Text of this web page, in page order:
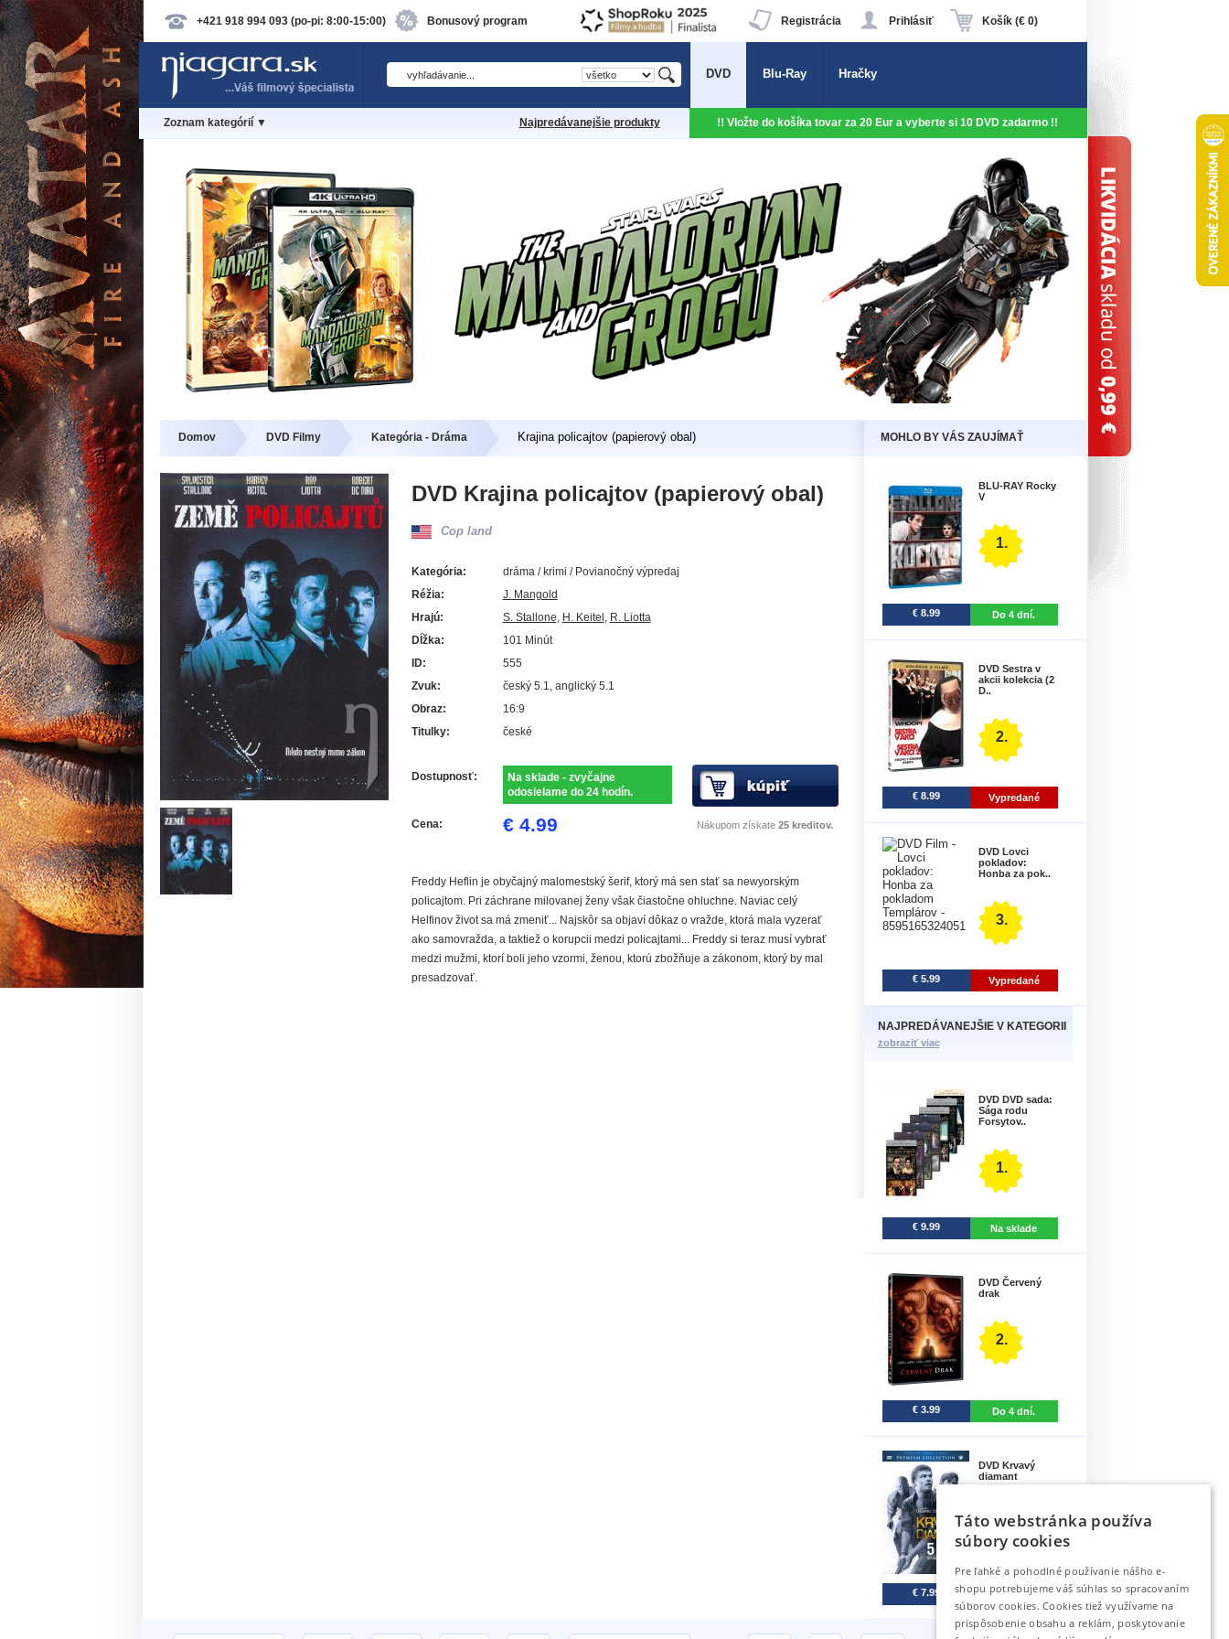
+421 918 994 093 (po-pi: 8:00-15:00) Bonusový program Košík (€ 0)
Prihlásiť
Registrácia
DVD Blu-Ray Hračky
Zoznam kategórií ▼ Najpredávanejšie produkty !! Vložte do košíka tovar za 20 Eur a vyberte si 10 DVD zadarmo !!
Domov DVD Filmy Kategória - Dráma Krajina policajtov (papierový obal) MOHLO BY VÁS ZAUJÍMAŤ
DVD Krajina policajtov (papierový obal)
Cop land
Kategória:
dráma / krimi / Povianočný výpredaj
Réžia:
J. Mangold
Hrajú:
S. Stallone, H. Keitel, R. Liotta
Dĺžka:
101 Minút
ID:
555
Zvuk:
český 5.1, anglický 5.1
Obraz:
16:9
Titulky:
české
Dostupnosť:
Na sklade - zvyčajne
odosielame do 24 hodín.
Cena: € 4.99 Nákupom získate 25 kreditov.
Freddy Heflin je obyčajný malomestský šerif, ktorý má sen stať sa newyorským
policajtom. Pri záchrane milovanej ženy však čiastočne ohluchne. Naviac celý
Helfinov život sa má zmeniť... Najskôr sa objaví dôkaz o vražde, ktorá mala vyzerať
ako samovražda, a taktiež o korupcii medzi policajtami... Freddy si teraz musí vybrať
medzi mužmi, ktorí boli jeho vzormi, ženou, ktorú zbožňuje a zákonom, ktorý by mal
presadzovať.
BLU-RAY Rocky
V
1.
€ 8.99 Do 4 dní.
DVD Sestra v
akcii kolekcia (2
D..
2.
€ 8.99 Vypredané
DVD Lovci
pokladov:
Honba za pok..
3.
€ 5.99 Vypredané
NAJPREDÁVANEJŠIE V KATEGORII
zobraziť viac
DVD DVD sada:
Sága rodu
Forsytov..
1.
€ 9.99 Na sklade
DVD Červený
drak
2.
€ 3.99 Do 4 dní.
DVD Krvavý
diamant
3.
€ 7.99 Na sklade
Táto webstránka používa
súbory cookies
Pre ľahké a pohodlné používanie nášho e-
shopu potrebujeme váš súhlas so spracovaním
súborov cookies. Cookies tiež využívame na
prispôsobenie obsahu a reklám, poskytovanie